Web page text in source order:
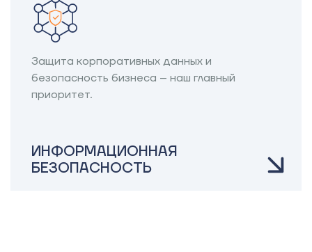
Защита корпоративных данных и
безопасность бизнеса – наш главный
приоритет.
ИНФОРМАЦИОННАЯ
БЕЗОПАСНОСТЬ